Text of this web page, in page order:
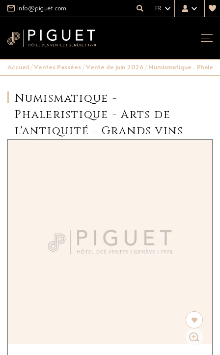
info@piguet.com FR
Accueil/Ventes Passées/Vente de juin 2026/Numismatique -
Numismatique -
Phaleristique - Arts de
l'antiquité - Grands vins